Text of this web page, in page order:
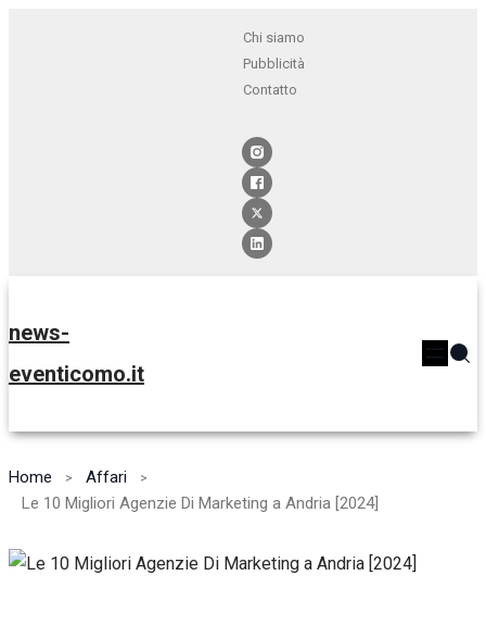
Chi siamo
Pubblicità
Contatto
news-
eventicomo.it
Home
Affari
Le 10 Migliori Agenzie Di Marketing a Andria [2024]